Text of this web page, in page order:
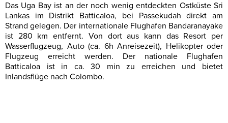
Das Uga Bay ist an der noch wenig entdeckten Ostküste Sri
Lankas im Distrikt Batticaloa, bei Passekudah direkt am
Strand gelegen. Der internationale Flughafen Bandaranayake
ist 280 km entfernt. Von dort aus kann das Resort per
Wasserflugzeug, Auto (ca. 6h Anreisezeit), Helikopter oder
Flugzeug erreicht werden. Der nationale Flughafen
Batticaloa ist in ca. 30 min zu erreichen und bietet
Inlandsflüge nach Colombo.